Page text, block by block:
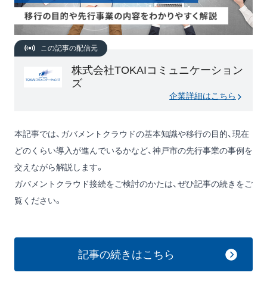
この記事の配信元
株式会社TOKAIコミュニケーション
ズ
企業詳細はこちら
本記事では、ガバメントクラウドの基本知識や移行の目的、現在
どのくらい導入が進んでいるかなど、神戸市の先行事業の事例を
交えながら解説します。
ガバメントクラウド接続をご検討のかたは、ぜひ記事の続きをご
覧ください。
記事の続きはこちら